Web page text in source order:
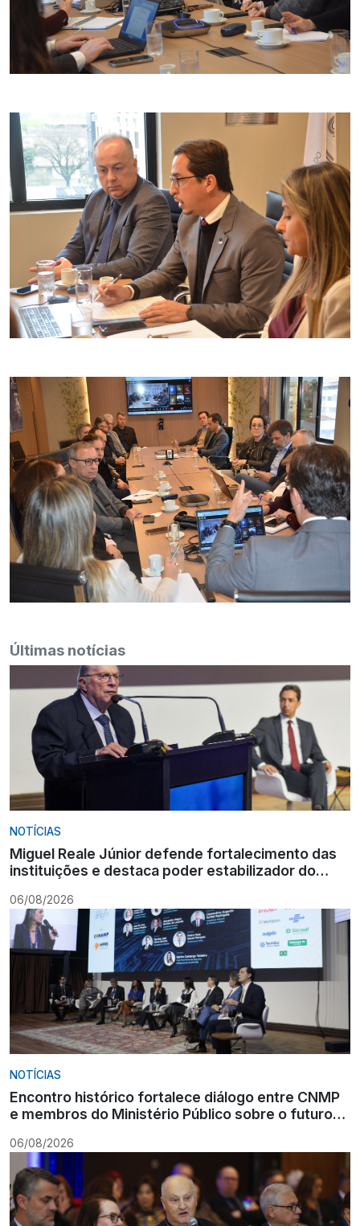
Últimas notícias
NOTÍCIAS
Miguel Reale Júnior defende fortalecimento das
instituições e destaca poder estabilizador do
06/08/2026
NOTÍCIAS
Encontro histórico fortalece diálogo entre CNMP
e membros do Ministério Público sobre o futuro
06/08/2026